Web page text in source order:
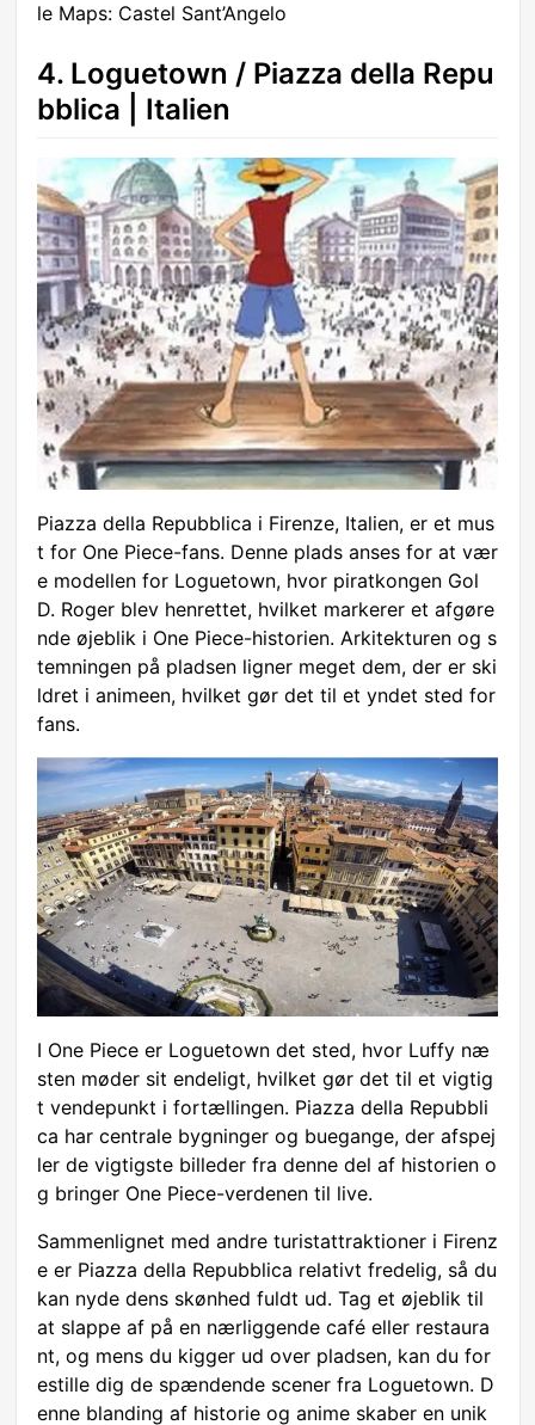
le Maps: Castel Sant’Angelo
4. Loguetown / Piazza della Repu
bblica | Italien
Piazza della Repubblica i Firenze, Italien, er et mus
t for One Piece-fans. Denne plads anses for at vær
e modellen for Loguetown, hvor piratkongen Gol
D. Roger blev henrettet, hvilket markerer et afgøre
nde øjeblik i One Piece-historien. Arkitekturen og s
temningen på pladsen ligner meget dem, der er ski
ldret i animeen, hvilket gør det til et yndet sted for
fans.
I One Piece er Loguetown det sted, hvor Luffy næ
sten møder sit endeligt, hvilket gør det til et vigtig
t vendepunkt i fortællingen. Piazza della Repubbli
ca har centrale bygninger og buegange, der afspej
ler de vigtigste billeder fra denne del af historien o
g bringer One Piece-verdenen til live.
Sammenlignet med andre turistattraktioner i Firenz
e er Piazza della Repubblica relativt fredelig, så du
kan nyde dens skønhed fuldt ud. Tag et øjeblik til
at slappe af på en nærliggende café eller restaura
nt, og mens du kigger ud over pladsen, kan du for
estille dig de spændende scener fra Loguetown. D
enne blanding af historie og anime skaber en unik